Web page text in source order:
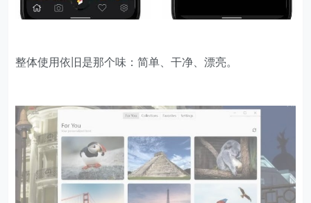
整体使用依旧是那个味：简单、干净、漂亮。